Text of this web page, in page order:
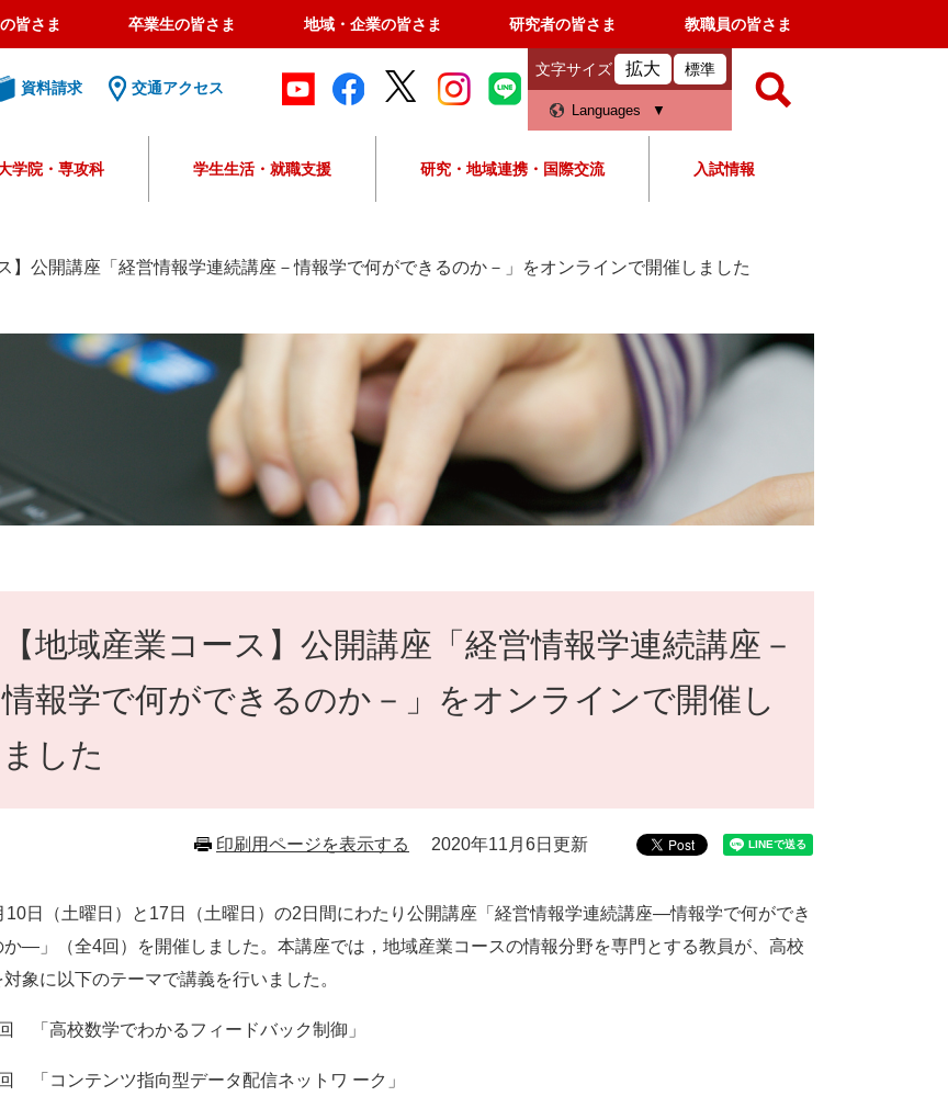
皆さま 卒業生の皆さま 地域・企業の皆さま 研究者の皆さま 教職員の皆さま
資料請求 交通アクセス
文字サイズ 拡大 標準
Languages
o
e
索
学院・専攻科 学生生活・就職支援 研究・地域連携・国際交流 入試情報
】公開講座「経営情報学連続講座－情報学で何ができるのか－」をオンラインで開催しました
【地域産業コース】公開講座「経営情報学連続講座－
情報学で何ができるのか－」をオンラインで開催し
ました
印刷用ページを表示する 2020年11月6日更新
10日（土曜日）と17日（土曜日）の2日間にわたり公開講座「経営情報学連続講座―情報学で何ができ
か―」（全4回）を開催しました。本講座では，地域産業コースの情報分野を専門とする教員が、高校
対象に以下のテーマで講義を行いました。
「高校数学でわかるフィードバック制御」
「コンテンツ指向型データ配信ネットワ ーク」